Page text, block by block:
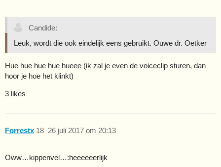
Candide:
Leuk, wordt die ook eindelijk eens gebruikt. Ouwe dr. Oetker
Hue hue hue hue hueee (ik zal je even de voiceclip sturen, dan
hoor je hoe het klinkt)
3 likes
Forrestx 26 juli 2017 om 20:13
18
Oww…kippenvel…:heeeeeerlijk